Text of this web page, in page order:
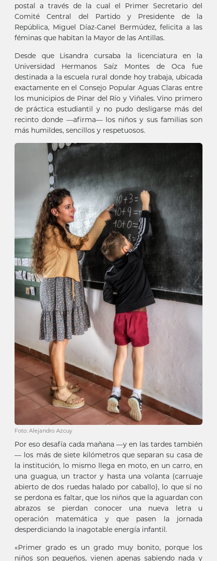
postal a través de la cual el Primer Secretario del
Comité Central del Partido y Presidente de la
República, Miguel Díaz-Canel Bermúdez, felicita a las
féminas que habitan la Mayor de las Antillas.
Desde que Lisandra cursaba la licenciatura en la
Universidad Hermanos Saíz Montes de Oca fue
destinada a la escuela rural donde hoy trabaja, ubicada
exactamente en el Consejo Popular Aguas Claras entre
los municipios de Pinar del Río y Viñales. Vino primero
de práctica estudiantil y no pudo desligarse más del
recinto donde —afirma— los niños y sus familias son
más humildes, sencillos y respetuosos.
Foto: Alejandro Azcuy
Por eso desafía cada mañana —y en las tardes también
— los más de siete kilómetros que separan su casa de
la institución, lo mismo llega en moto, en un carro, en
una guagua, un tractor y hasta una volanta (carruaje
abierto de dos ruedas halado por caballo), lo que sí no
se perdona es faltar, que los niños que la aguardan con
abrazos se pierdan conocer una nueva letra u
operación matemática y que pasen la jornada
desperdiciando la inagotable energía infantil.
«Primer grado es un grado muy bonito, porque los
niños son pequeños, vienen apenas sabiendo nada y